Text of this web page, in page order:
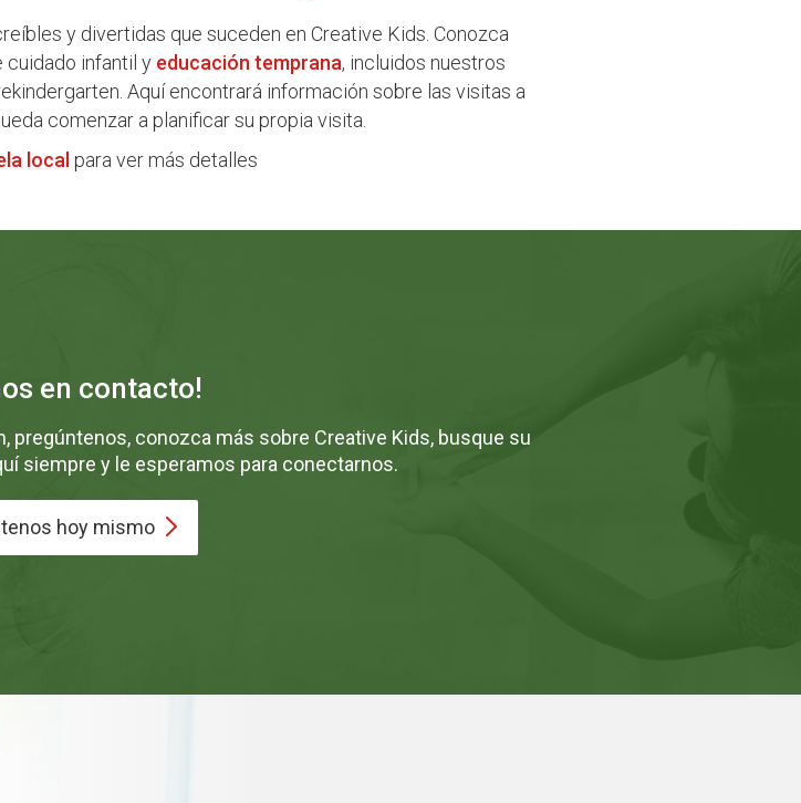
y divertidas que suceden en Creative Kids. Conozca
cuidado infantil y educación temprana, incluidos nuestros
Aquí encontrará información sobre las visitas a
comenzar a planificar su propia visita.
local para ver más detalles
en contacto!
pregúntenos, conozca más sobre Creative Kids, busque su
siempre y le esperamos para conectarnos.
hoy mismo